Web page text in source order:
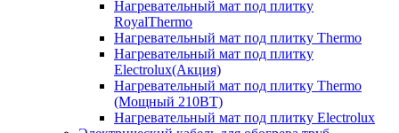
Нагревательный мат под плитку
RoyalThermo
Нагревательный мат под плитку Thermo
Нагревательный мат под плитку
Electrolux(Акция)
Нагревательный мат под плитку Thermo
(Мощный 210ВТ)
Нагревательный мат под плитку Electrolux